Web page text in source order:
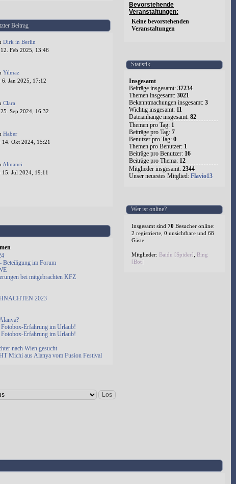
Beitrag
Dirk in Berlin
Feb 2025, 13:46
Yilmaz
6. Jan 2025, 17:12
Clara
Sep 2024, 16:32
Haber
14. Okt 2024, 15:21
Almanci
15. Jul 2024, 19:11
Beteiligung im Forum
bei mitgebrachten KFZ
2023
Erfahrung im Urlaub!
Erfahrung im Urlaub!
nach Wien gesucht
Michi aus Alanya vom Fusion Festival
Bevorstehende
Veranstaltungen:
Keine bevorstehenden
Veranstaltungen
Statistik
Insgesamt
Beiträge insgesamt: 37234
Themen insgesamt: 3021
Bekanntmachungen insgesamt: 3
Wichtig insgesamt: 11
Dateianhänge insgesamt: 82
Themen pro Tag: 1
Beiträge pro Tag: 7
Benutzer pro Tag: 0
Themen pro Benutzer: 1
Beiträge pro Benutzer: 16
Beiträge pro Thema: 12
Mitglieder insgesamt: 2344
Unser neuestes Mitglied: Flavio13
Wer ist online?
Insgesamt sind 70 Besucher online:
2 registrierte, 0 unsichtbare und 68
Gäste
Mitglieder: Baidu [Spider]
Bing
[Bot]